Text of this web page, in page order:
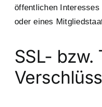
öffentlichen Interesses
oder eines
SSL- bzw.